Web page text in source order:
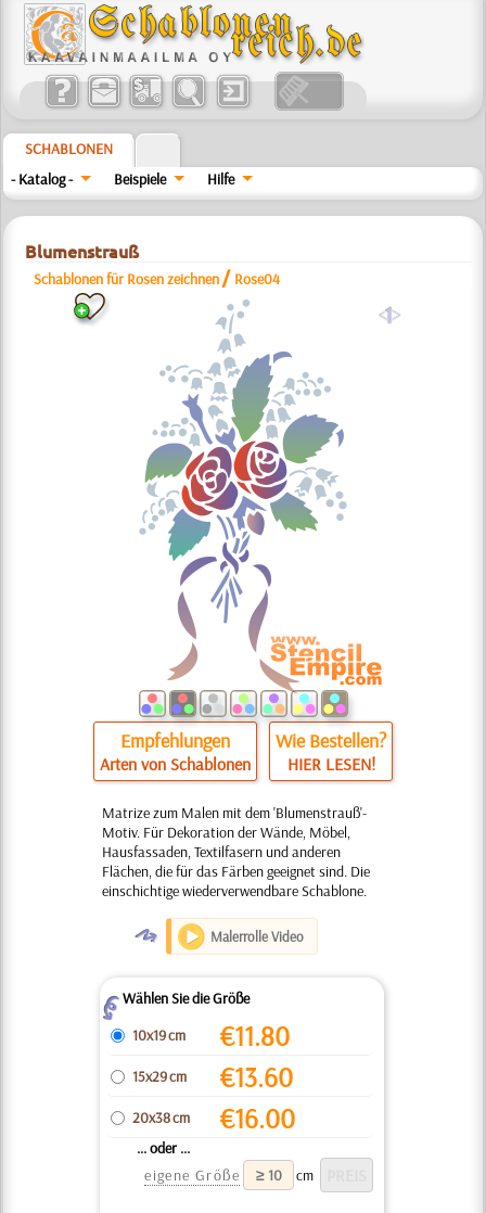
SCHABLONEN
- Katalog -
Beispiele Hilfe
Blumenstrauß
Schablonen für Rosen zeichnen / Rose04
a
Empfehlungen
Arten von Schablonen
Wie Bestellen?
HIER LESEN!
Matrize zum Malen mit dem 'Blumenstrauß'-
Motiv. Für Dekoration der Wände, Möbel,
Hausfassaden, Textilfasern und anderen
Flächen, die für das Färben geeignet sind. Die
einschichtige wiederverwendbare Schablone.
O Malerrolle Video
ZWählen Sie die Größe
10x19 cm
€11.80
15x29 cm €13.60
20x38 cm €16.00
... oder ...
eigene Größe
cm